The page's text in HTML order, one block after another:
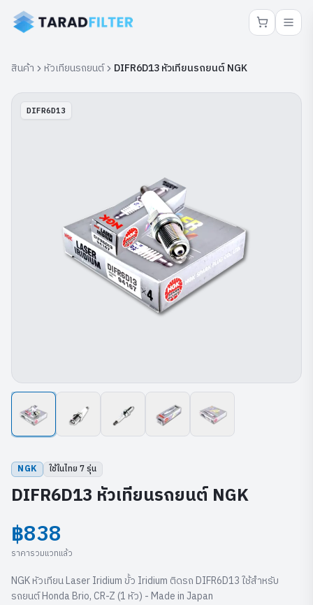
สินค้า หัวเทียนรถยนต์ DIFR6D13 หัวเทียนรถยนต์ NGK
DIFR6D13
NGK ใช้ในไทย 7รุ่น
DIFR6D13 หัวเทียนรถยนต์ NGK
฿838
ราคารวมแวทแล้ว
NGK หัวเทียน Laser Iridium ขั้ว Iridium ติดรถ DIFR6D13 ใช้สำหรับ
รถยนต์ Honda Brio, CR-Z (1 หัว) - Made in Japan